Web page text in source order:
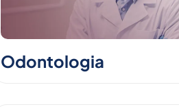
Odontologia